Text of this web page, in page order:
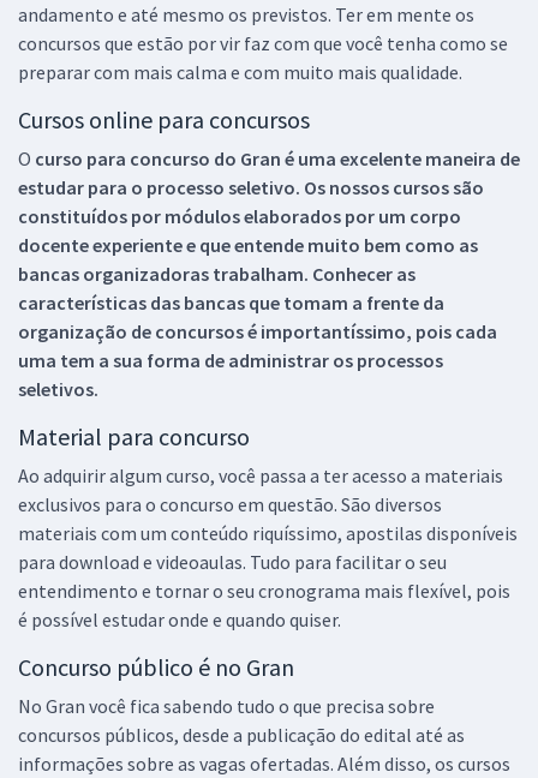
andamento e até mesmo os previstos. Ter em mente os
concursos que estão por vir faz com que você tenha como se
preparar com mais calma e com muito mais qualidade.
Cursos online para concursos
O curso para concurso do Gran é uma excelente maneira de
estudar para o processo seletivo. Os nossos cursos são
constituídos por módulos elaborados por um corpo
docente experiente e que entende muito bem como as
bancas organizadoras trabalham. Conhecer as
características das bancas que tomam a frente da
organização de concursos é importantíssimo, pois cada
uma tem a sua forma de administrar os processos
seletivos.
Material para concurso
Ao adquirir algum curso, você passa a ter acesso a materiais
exclusivos para o concurso em questão. São diversos
materiais com um conteúdo riquíssimo, apostilas disponíveis
para download e videoaulas. Tudo para facilitar o seu
entendimento e tornar o seu cronograma mais flexível, pois
é possível estudar onde e quando quiser.
Concurso público é no Gran
No Gran você fica sabendo tudo o que precisa sobre
concursos públicos, desde a publicação do edital até as
informações sobre as vagas ofertadas. Além disso, os cursos